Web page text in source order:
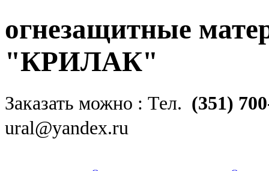
огнезащитные
"КРИЛАК"
Заказать можно : Тел. (351)
ural@yandex.ru